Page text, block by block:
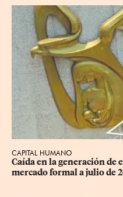
CAPITAL HUMANO
Caída en la generación de
mercado formal a julio de